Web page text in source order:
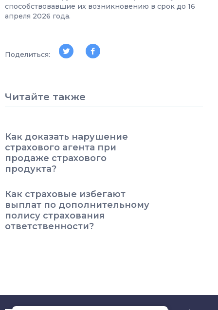
способствовавшие их возникновению в срок до 16
апреля 2026 года.
Поделиться:
Читайте также
Как доказать нарушение
страхового агента при
продаже страхового
продукта?
Как страховые избегают
выплат по дополнительному
полису страхования
ответственности?